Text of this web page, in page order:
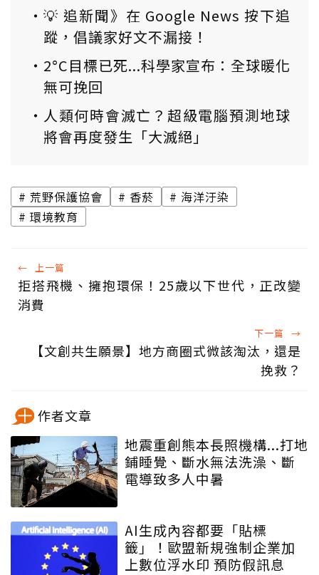
💡 追新聞》在 Google News 按下追
蹤，倡議家好文不漏接！
2°C目標已死...科學家宣布：全球暖化
無可挽回
人類何時會滅亡？超級電腦預測地球
將會再度發生「大滅絕」
荒野保護協會 香菸
海洋汙染
環境教育
← 上一篇
拒搭飛機、擁抱環保！25歲以下世代，正改變
消費
下一篇 →
【文創共生願景】地方商圈式微該淘汰，還是
挽救？
作者文章
地震重創熊本長照機構...打地
鋪睡覺、斷水無法洗澡、斷
電導致多人中暑
AI生成內容都要「貼標
籤」！歐盟新規強制企業加
上數位浮水印 預防假訊息